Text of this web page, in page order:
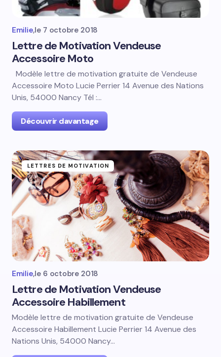
Emilie,le 7 octobre 2018
Lettre de Motivation Vendeuse
Accessoire Moto
Modèle lettre de motivation gratuite de Vendeuse
Accessoire Moto Lucie Perrier 14 Avenue des Nations
Unis, 54000 Nancy Tél :…
Découvrir davantage
LETTRES DE MOTIVATION
Emilie,le 6 octobre 2018
Lettre de Motivation Vendeuse
Accessoire Habillement
Modèle lettre de motivation gratuite de Vendeuse
Accessoire Habillement Lucie Perrier 14 Avenue des
Nations Unis, 54000 Nancy…